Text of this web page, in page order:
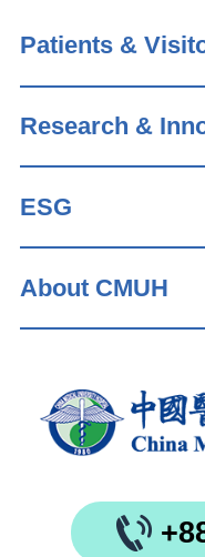
Patients &
Research &
ESG
About CMUH